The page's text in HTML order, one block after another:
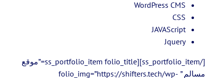
WordPress CMS
CSS
JAVAScript
Jquery
[/ss_portfolio_item][ss_portfolio_item folio_title=”موقع
مسالم ” folio_img=”https://shifters.tech/wp-